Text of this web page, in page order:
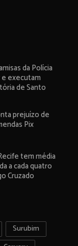
da Polícia
executam
de Santo
prejuízo de
Pix
tem média
a cada quatro
Cruzado
Surubim